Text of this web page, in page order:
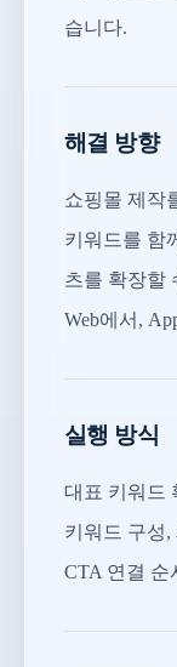
습니다.
해결 방향
쇼핑몰 제작
키워드를 함
츠를 확장할
Web에서,
실행 방식
대표 키워드
키워드 구성
CTA 연결 순